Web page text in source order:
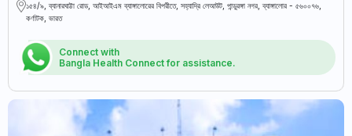
১৫৪/৯, ব্যানারঘাট্টা রোড, আইআইএম ব্যাঙ্গালোরের বিপরীতে, সহ্যাদ্রি লেআউট, পান্ডুরঙ্গা নগর, ব্যাঙ্গালোর - ৫৬০০৭৬,
কর্ণাটক, ভারত
Connect with
Bangla Health Connect for assistance.